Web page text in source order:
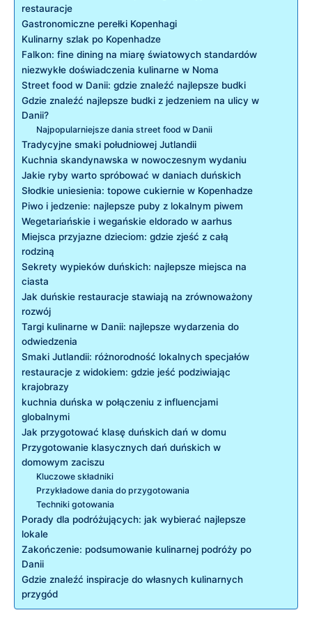
restauracje
Gastronomiczne perełki‍ Kopenhagi
Kulinarny szlak po Kopenhadze
Falkon: fine dining na miarę światowych ⁢standardów
niezwykłe⁢ doświadczenia​ kulinarne w Noma
Street food w Danii: gdzie znaleźć najlepsze budki
Gdzie znaleźć najlepsze budki z jedzeniem na ulicy w
Danii?
Najpopularniejsze dania street food w Danii
Tradycyjne smaki południowej Jutlandii
Kuchnia ‌skandynawska w nowoczesnym ⁣wydaniu
Jakie ryby warto spróbować w daniach duńskich
Słodkie ​uniesienia: topowe cukiernie w Kopenhadze
Piwo i⁣ jedzenie: najlepsze puby z lokalnym piwem
Wegetariańskie i wegańskie eldorado w aarhus
Miejsca przyjazne dzieciom: gdzie‌ zjeść z całą
rodziną
Sekrety wypieków duńskich: najlepsze miejsca na
ciasta
Jak duńskie restauracje stawiają ‌na zrównoważony
rozwój
Targi kulinarne⁣ w Danii: najlepsze wydarzenia do⁢
odwiedzenia
Smaki⁣ Jutlandii: różnorodność lokalnych ⁣specjałów
restauracje z widokiem: gdzie jeść podziwiając
krajobrazy
kuchnia duńska w połączeniu z influencjami⁤
globalnymi
Jak przygotować klasę‌ duńskich dań w​ domu
Przygotowanie klasycznych dań duńskich w
domowym zaciszu
Kluczowe składniki
Przykładowe dania do ⁣przygotowania
Techniki gotowania
Porady dla​ podróżujących: jak wybierać najlepsze​
lokale
Zakończenie: ⁣podsumowanie kulinarnej podróży po
Danii
Gdzie znaleźć inspiracje do własnych kulinarnych
przygód